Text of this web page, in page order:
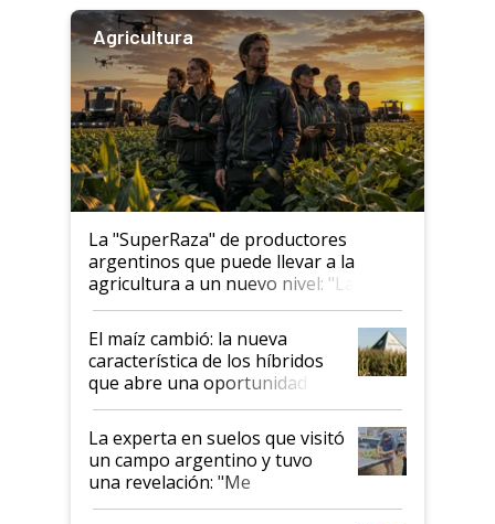
Agricultura
La "SuperRaza" de productores
argentinos que puede llevar a la
agricultura a un nuevo nivel: "Las
posibilidades de crecimiento son
infinitas"
El maíz cambió: la nueva
característica de los híbridos
que abre una oportunidad en
el lote
La experta en suelos que visitó
un campo argentino y tuvo
una revelación: "Me
impresionó mucho"